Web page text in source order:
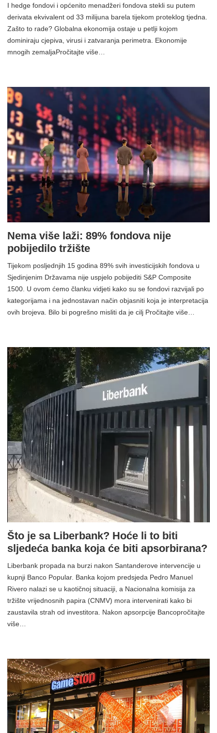
I hedge fondovi i općenito menadžeri fondova stekli su putem
derivata ekvivalent od 33 milijuna barela tijekom proteklog tjedna.
Zašto to rade? Globalna ekonomija ostaje u petlji kojom
dominiraju cjepiva, virusi i zatvaranja perimetra. Ekonomije
mnogih zemaljaPročitajte više…
Nema više laži: 89% fondova nije
pobijedilo tržište
Tijekom posljednjih 15 godina 89% svih investicijskih fondova u
Sjedinjenim Državama nije uspjelo pobijediti S&P Composite
1500. U ovom ćemo članku vidjeti kako su se fondovi razvijali po
kategorijama i na jednostavan način objasniti koja je interpretacija
ovih brojeva. Bilo bi pogrešno misliti da je cilj Pročitajte više…
Što je sa Liberbank? Hoće li to biti
sljedeća banka koja će biti apsorbirana?
Liberbank propada na burzi nakon Santanderove intervencije u
kupnji Banco Popular. Banka kojom predsjeda Pedro Manuel
Rivero nalazi se u kaotičnoj situaciji, a Nacionalna komisija za
tržište vrijednosnih papira (CNMV) mora intervenirati kako bi
zaustavila strah od investitora. Nakon apsorpcije Bancopročitajte
više…